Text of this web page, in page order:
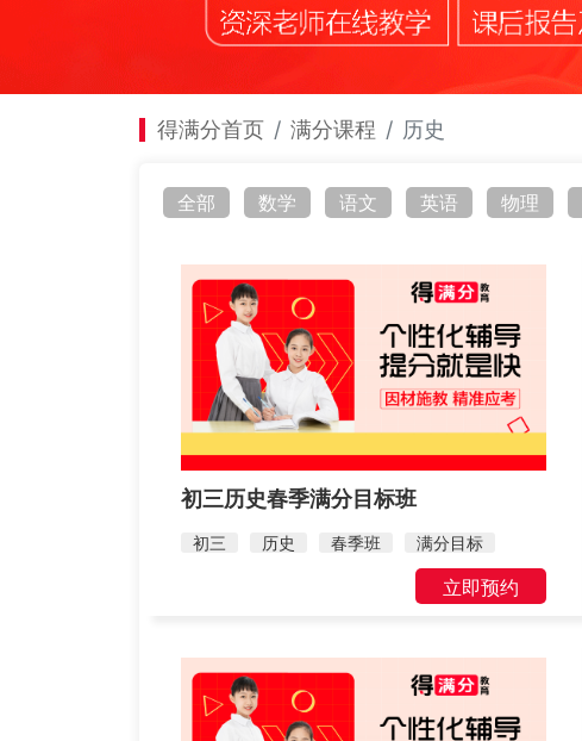
得满分首页 满分课程 历史
全部 数学 语文 英语 物理
初三历史春季满分目标班
初三 历史 春季班 满分目标
立即预约